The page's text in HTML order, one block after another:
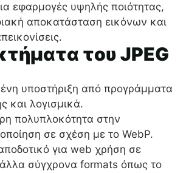
εφαρμογές υψηλής ποιότητας,
αποκατάσταση εικόνων και
του JPEG
υποστήριξη από προγράμματα
και λογισμικά.
πολυπλοκότητα στην
σε σχέση με το WebP.
για web χρήση σε
σύγχρονα formats όπως το